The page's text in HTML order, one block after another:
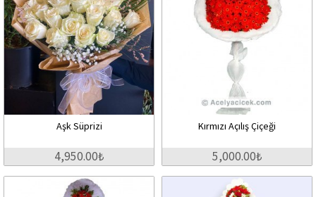
Aşk Süprizi
4,950.00₺
Kırmızı Açılış Çiçeği
5,000.00₺